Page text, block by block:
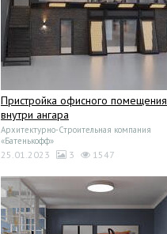
Пристройка офисного помещения
внутри ангара
Архитектурно-Строительная компания
«Батенькофф»
25.01.2023 3 1547